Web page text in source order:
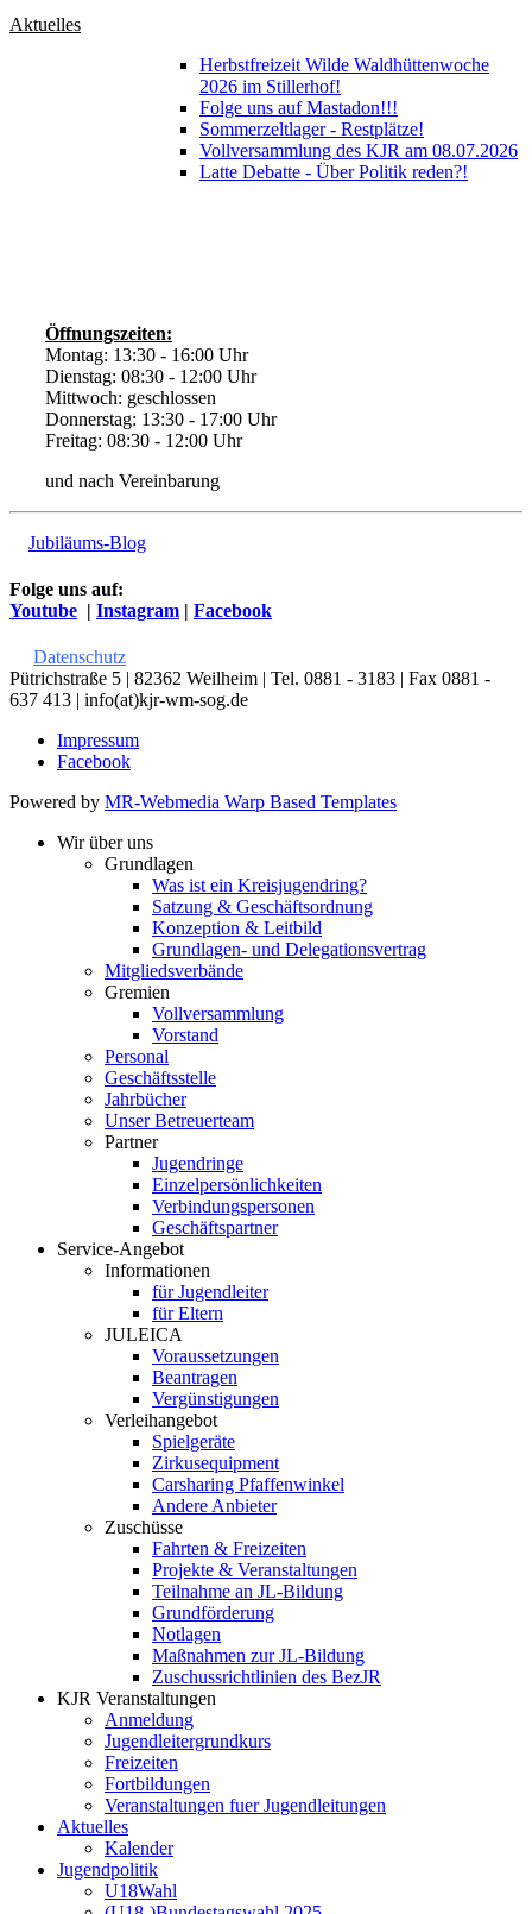
Aktuelles
Herbstfreizeit Wilde Waldhüttenwoche
2026 im Stillerhof!
Folge uns auf Mastadon!!!
Sommerzeltlager - Restplätze!
Vollversammlung des KJR am 08.07.2026
Latte Debatte - Über Politik reden?!
Öffnungszeiten:
Montag: 13:30 - 16:00 Uhr
Dienstag: 08:30 - 12:00 Uhr
Mittwoch: geschlossen
Donnerstag: 13:30 - 17:00 Uhr
Freitag: 08:30 - 12:00 Uhr
und nach Vereinbarung
Jubiläums-Blog
Folge uns auf:
Youtube | Instagram | Facebook
Datenschutz
Pütrichstraße 5 | 82362 Weilheim | Tel. 0881 - 3183 | Fax 0881 -
637 413 | info(at)kjr-wm-sog.de
Impressum
Facebook
Powered by MR-Webmedia Warp Based Templates
Wir über uns
Grundlagen
Was ist ein Kreisjugendring?
Satzung & Geschäftsordnung
Konzeption & Leitbild
Grundlagen- und Delegationsvertrag
Mitgliedsverbände
Gremien
Vollversammlung
Vorstand
Personal
Geschäftsstelle
Jahrbücher
Unser Betreuerteam
Partner
Jugendringe
Einzelpersönlichkeiten
Verbindungspersonen
Geschäftspartner
Service-Angebot
Informationen
für Jugendleiter
für Eltern
JULEICA
Voraussetzungen
Beantragen
Vergünstigungen
Verleihangebot
Spielgeräte
Zirkusequipment
Carsharing Pfaffenwinkel
Andere Anbieter
Zuschüsse
Fahrten & Freizeiten
Projekte & Veranstaltungen
Teilnahme an JL-Bildung
Grundförderung
Notlagen
Maßnahmen zur JL-Bildung
Zuschussrichtlinien des BezJR
KJR Veranstaltungen
Anmeldung
Jugendleitergrundkurs
Freizeiten
Fortbildungen
Veranstaltungen fuer Jugendleitungen
Aktuelles
Kalender
Jugendpolitik
U18Wahl